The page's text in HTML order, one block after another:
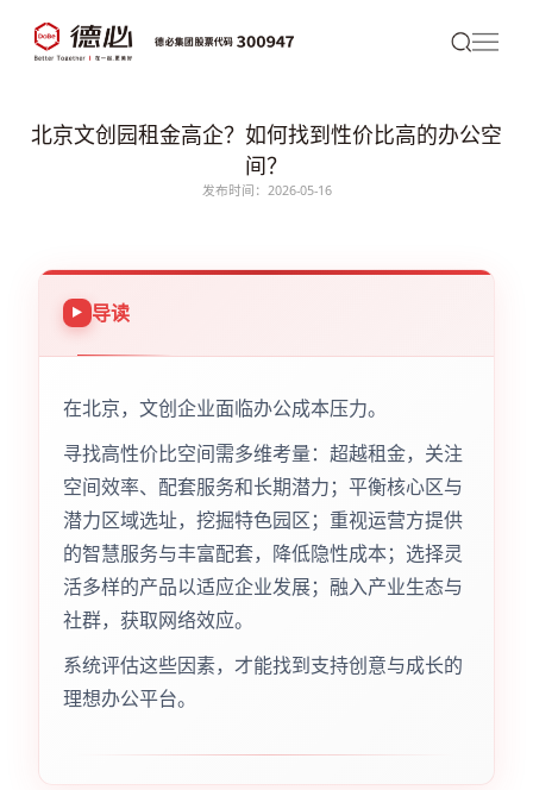
北京文创园租金高企？如何找到性价比高的办公空
间？
发布时间：2026-05-16
导读
在北京，文创企业面临办公成本压力。
寻找高性价比空间需多维考量：超越租金，关注
空间效率、配套服务和长期潜力；平衡核心区与
潜力区域选址，挖掘特色园区；重视运营方提供
的智慧服务与丰富配套，降低隐性成本；选择灵
活多样的产品以适应企业发展；融入产业生态与
社群，获取网络效应。
系统评估这些因素，才能找到支持创意与成长的
理想办公平台。